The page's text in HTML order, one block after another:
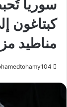
كبتاغون
مناطيد